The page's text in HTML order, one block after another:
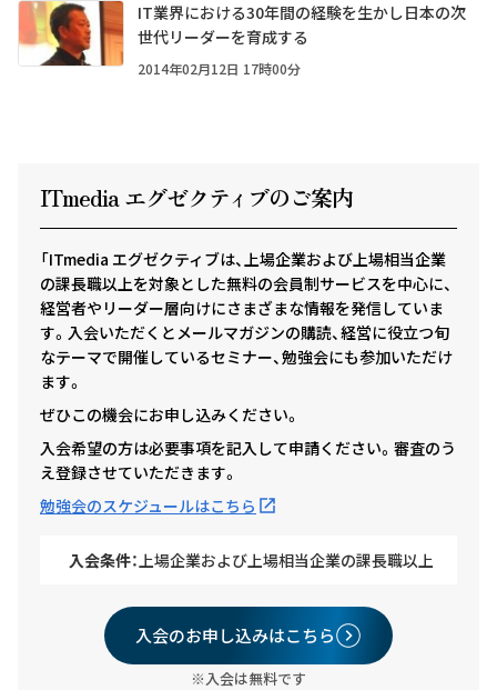
IT業界における30年間の経験を生かし日本の次
世代リーダーを育成する
2014年02月12日 17時00分
ITmedia エグゼクティ ブのご案内
「ITmedia エグゼクティブは、上場企業および上場相当企業
の課長職以上を対象とした無料の会員制サービスを中心に、
経営者やリーダー層向けにさまざまな情報を発信していま
す。入会いただくとメールマガジンの購読、経営に役立つ旬
なテーマで開催しているセミナー、勉強会にも参加いただけ
ます。
ぜひこの機会にお申し込みください。
入会希望の方は必要事項を記入して申請ください。審査のう
え登録させていただきます。
勉強会のスケジュールはこちら
入会条件： 上場企業および上場相当企業の課長職以上
入会のお申し込みはこちら
※入会は無料です